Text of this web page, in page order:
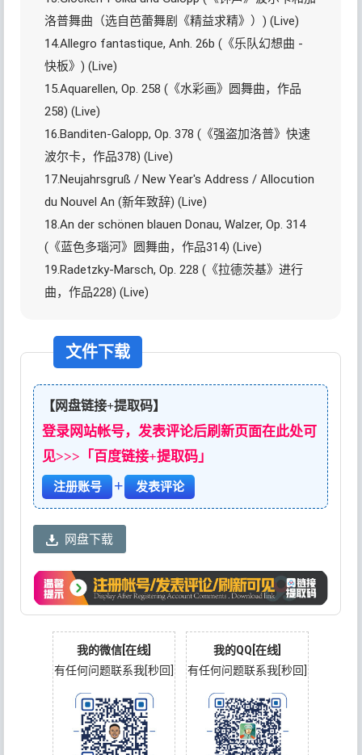
洛普舞曲（选自芭蕾舞剧《精益求精》）) (Live)
14.Allegro fantastique, Anh. 26b (《乐队幻想曲 -
快板》) (Live)
15.Aquarellen, Op. 258 (《水彩画》圆舞曲，作品
258) (Live)
16.Banditen-Galopp, Op. 378 (《强盗加洛普》快速
波尔卡，作品378) (Live)
17.Neujahrsgruß / New Year's Address / Allocution
du Nouvel An (新年致辞) (Live)
18.An der schönen blauen Donau, Walzer, Op. 314
(《蓝色多瑙河》圆舞曲，作品314) (Live)
19.Radetzky-Marsch, Op. 228 (《拉德茨基》进行
曲，作品228) (Live)
文件下载
【网盘链接+提取码】
登录网站帐号，发表评论后刷新页面在此处可
见>>>「百度链接+提取码」
注册账号 + 发表评论
网盘下载
我的微信[在线]
有任何问题联系我[秒回]
我的QQ[在线]
有任何问题联系我[秒回]